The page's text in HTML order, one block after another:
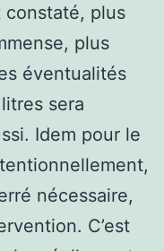
constaté, plus
plus
éventualités
sera
Idem pour le
nécessaire,
C’est